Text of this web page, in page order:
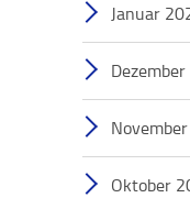
Januar
Oktober